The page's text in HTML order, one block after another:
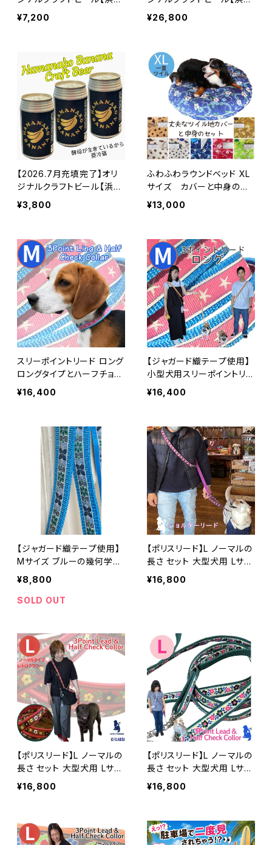
湖バナナビール6缶セット】
ビール クラフトビール
¥7,200
湖バナナビール24缶セット】
ビール クラフトビール
¥26,800
【2026.7月充填完了】オリ
ジナルクラフトビール【浜名
湖バナナビール３缶セット】
ビール クラフトビール
¥3,800
ふわふわラウンドベッド XL
サイズ カバーと中身のセ
ット 直径130ｃｍ
¥13,000
スリーポイントリード ロング
ロングタイプとハーフチョー
クのセット 送料無料★中型
犬用 ショルダーリード ビタ
カラー 日本製 オーダーメ
イド｜ラリーズカンパニー
¥16,400
【ジャガード織テープ使用】
小型犬用スリーポイントリー
ド＆ハーフチョークカラーセ
ット（選べるテープカラー／
スター ハーフチョークカラ
ー 日本製 オーダーメイド
｜ラリーズカンパニー
¥16,400
【ジャガード織テープ使用】
Mサイズ ブルーの幾何学模
様 中型犬用 ハーフチョー
クカラーとリードのセット
ハーフチョークカラー 日本
¥8,800
SOLD OUT
【ポリスリード】L ノーマルの
長さ セット 大型犬用 Lサイ
ズ 3ポイントリードとハーフ
チョークカラー 浜名湖ラリ
¥16,800
【ポリスリード】L ノーマルの
長さ セット 大型犬用 Lサイ
ズ 3ポイントリードとハーフ
チョークカラー 浜名湖ラリ
用
¥16,800
【ポリスリード】L ノーマルの
長さ セット 大型犬用 Lサイ
ズ 3ポイントリードとハーフ
チョークカラー 浜名湖ラリ
ル ジャガード織テープ使
用
¥16,800